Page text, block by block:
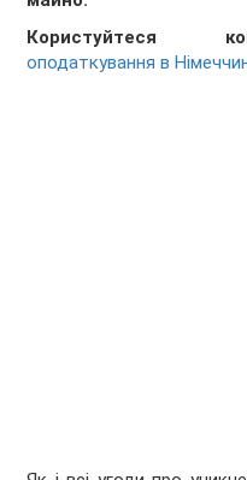
Користуйтеся
оподаткування в